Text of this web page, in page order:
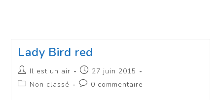
Lady Bird red
Il est un air
27 juin 2015
Non classé
0 commentaire